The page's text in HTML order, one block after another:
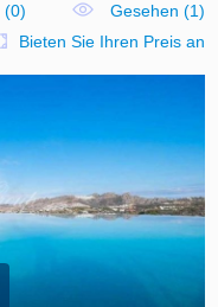
(0)
Gesehen (1)
Bieten Sie Ihren Preis an